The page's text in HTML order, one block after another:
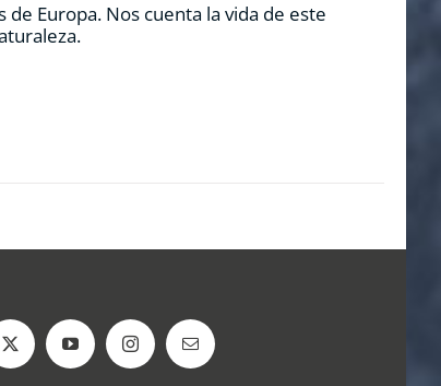
Europa. Nos cuenta la vida de este